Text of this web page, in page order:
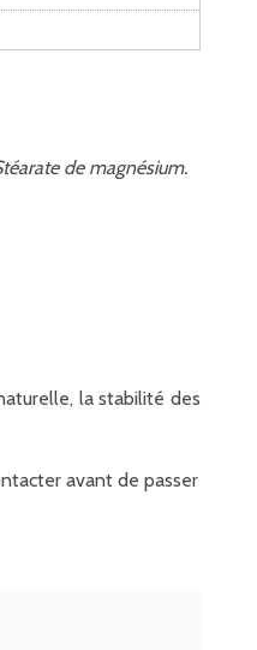
de magnésium.
la stabilité des
avant de passer